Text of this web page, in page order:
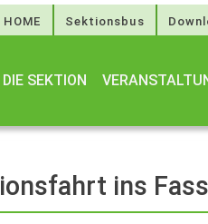
HOME Sektionsbus
DIE SEKTION
ins